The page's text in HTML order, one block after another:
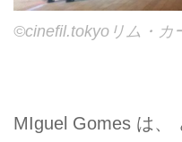
©cinefil.tokyoリム・カ
MIguel Gomes は、